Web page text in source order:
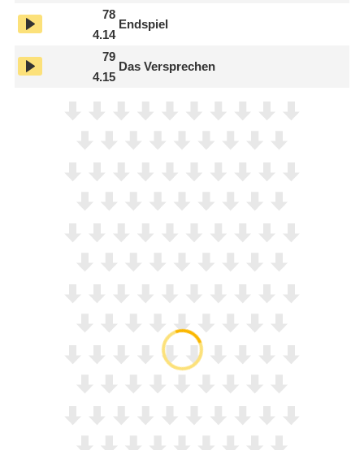
78
4.14
Endspiel
79
4.15
Das Versprechen